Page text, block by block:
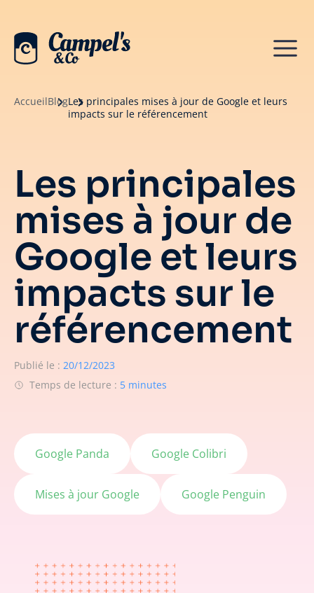
AccueilBlogLes principales mises à jour de Google et leurs
impacts sur le référencement
Les principales
mises à jour de
Google et leurs
impacts sur le
référencement
Publié le : 20/12/2023
Temps de lecture : 5 minutes
Google Panda Google Colibri
Mises à jour Google Google Penguin